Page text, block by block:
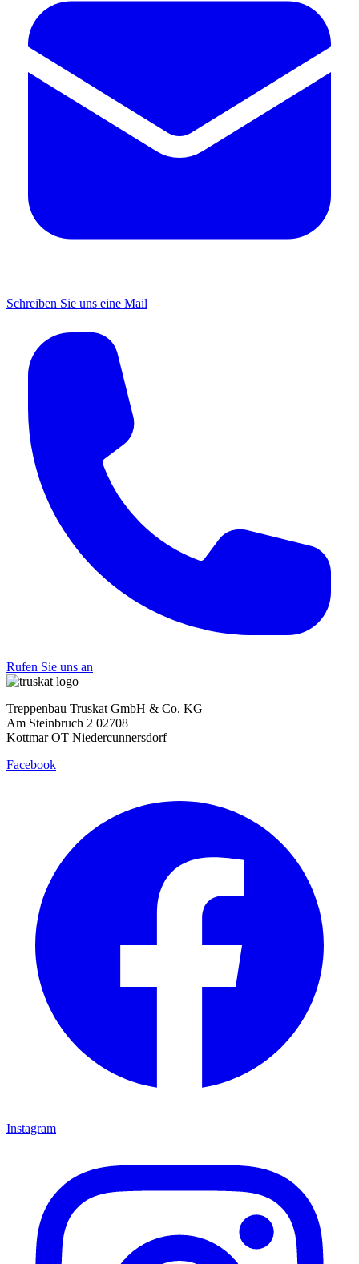
Schreiben Sie uns eine Mail
Rufen Sie uns an
Treppenbau Truskat GmbH & Co. KG
Am Steinbruch 2 02708
Kottmar OT Niedercunnersdorf
Facebook
Instagram